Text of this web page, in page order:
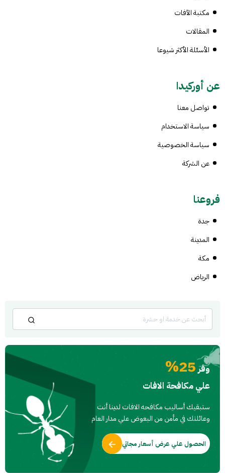
مكتبة الآفات
المقالات
الأسئلة الأكثر شيوعا
عن أوركيدا
تواصل معنا
سياسة الاستخدام
سياسة الخصوصية
عن الشركة
فروعنا
جدة
المدينة
مكة
الرياض
وفر 25%
علي مكافحة الافات
ستبقيك أساليب مكافحه الافات لدينا أنت
وعائلتك في مأمن من البعوض علي مدار العام
الحصول علي عرض أسعار مجاني